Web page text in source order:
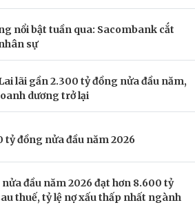
nổi bật tuần qua: Sacombank cắt
sự
lãi gần 2.300 tỷ đồng nửa đầu năm,
dương trở lại
tỷ đồng nửa đầu năm 2026
đầu năm 2026 đạt hơn 8.600 tỷ
thuế, tỷ lệ nợ xấu thấp nhất ngành